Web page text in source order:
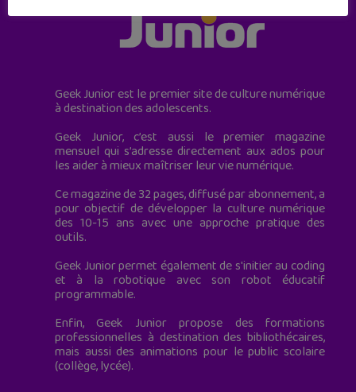
Geek Junior est le premier site de culture numérique
à destination des adolescents.
Geek Junior, c’est aussi le premier magazine
mensuel qui s’adresse directement aux ados pour
les aider à mieux maîtriser leur vie numérique.
Ce magazine de 32 pages, diffusé par abonnement, a
pour objectif de développer la culture numérique
des 10-15 ans avec une approche pratique des
outils.
Geek Junior permet également de s'initier au coding
et à la robotique avec son robot éducatif
programmable.
Enfin, Geek Junior propose des formations
professionnelles à destination des bibliothécaires,
mais aussi des animations pour le public scolaire
(collège, lycée).